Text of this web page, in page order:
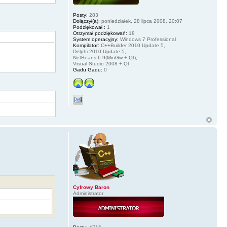
Posty: 283
Dołączył(a): poniedziałek, 28 lipca 2008, 20:07
Podziękował : 1
Otrzymał podziękowań: 18
System operacyjny: Windows 7 Professional
Kompilator: C++Builder 2010 Update 5,
Delphi 2010 Update 5,
NetBeans 6.9(MinGw + Qt),
Visual Studio 2008 + Qt
Gadu Gadu: 0
Cyfrowy Baron
Administrator